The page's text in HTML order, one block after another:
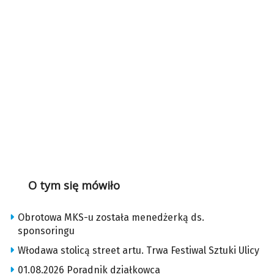
O tym się mówiło
Obrotowa MKS-u została menedżerką ds.
sponsoringu
Włodawa stolicą street artu. Trwa Festiwal Sztuki Ulicy
01.08.2026 Poradnik działkowca